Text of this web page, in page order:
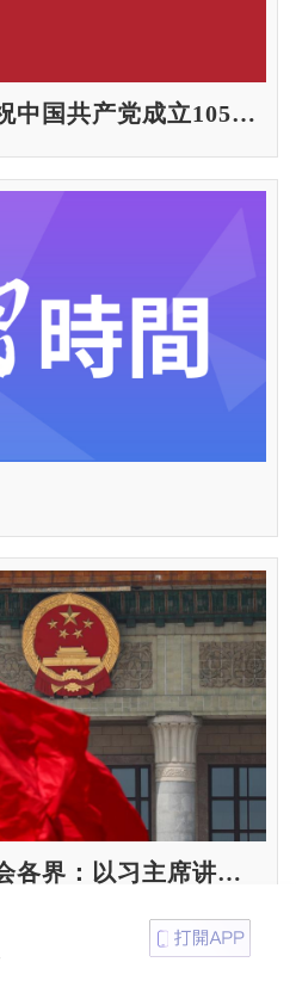
今朝更好看——庆祝中国共产党成立105周年名家作品展
持续更新｜香港社会各界：以习主席讲话精神引领香港新篇章